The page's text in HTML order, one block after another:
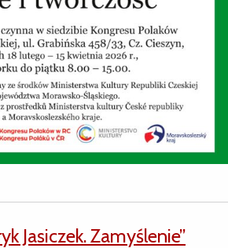
Jasiczek. Zamyślenie”